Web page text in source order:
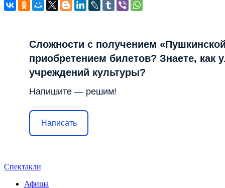
Сложности с получением
приобретением билетов? Знаете, как
учреждений культуры?
Напишите — решим!
Написать
Спектакли
Афиша